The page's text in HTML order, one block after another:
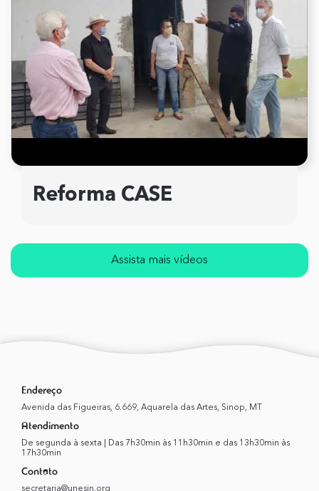
Reforma CASE
Assista mais vídeos
Endereço
Avenida das Figueiras, 6.669, Aquarela das Artes, Sinop, MT
Atendimento
De segunda à sexta | Das 7h30min às 11h30min e das 13h30min às
17h30min
Contato
secretaria@unesin.org